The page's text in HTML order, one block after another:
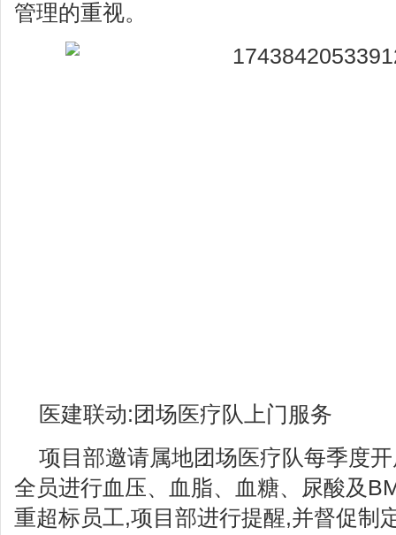
管理的重视。
医建联动:团场医疗队上门服务
项目部邀请属地团场医疗队每季度开
全员进行血压、血脂、血糖、尿酸及
重超标员工,项目部进行提醒,并督促制